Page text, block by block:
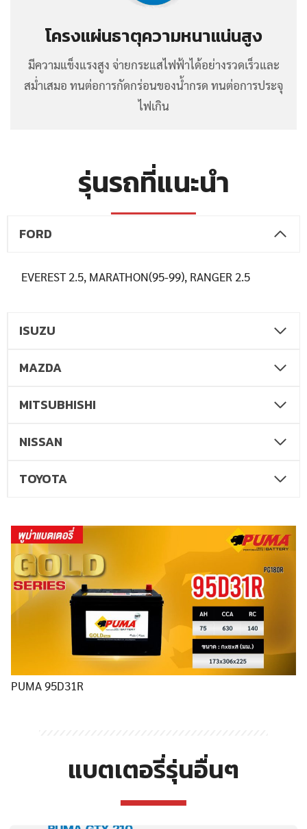
โครงแผ่นธาตุความหนาแน่นสูง
มีความแข็งแรงสูง จ่ายกระแสไฟฟ้าได้อย่างรวดเร็วและ
สม่ำเสมอ ทนต่อการกัดกร่อนของน้ำกรด ทนต่อการประจุ
ไฟเกิน
รุ่นรถที่แนะนำ
FORD
EVEREST 2.5, MARATHON(95-99), RANGER 2.5
ISUZU
MAZDA
MITSUBHISHI
NISSAN
TOYOTA
PUMA 95D31R
แบตเตอรี่รุ่นอื่นๆ